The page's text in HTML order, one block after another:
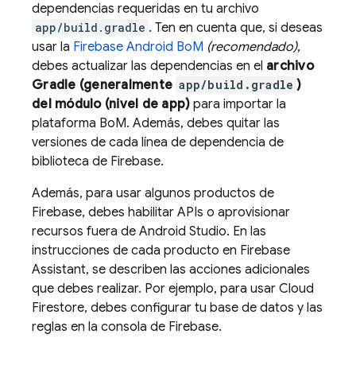
dependencias requeridas en tu archivo
app/build.gradle . Ten en cuenta que, si deseas
usar la Firebase Android BoM (recomendado),
debes actualizar las dependencias en el archivo
Gradle (generalmente app/build.gradle )
del módulo (nivel de app) para importar la
plataforma BoM. Además, debes quitar las
versiones de cada línea de dependencia de
biblioteca de Firebase.
Además, para usar algunos productos de
Firebase, debes habilitar APIs o aprovisionar
recursos fuera de Android Studio. En las
instrucciones de cada producto en Firebase
Assistant, se describen las acciones adicionales
que debes realizar. Por ejemplo, para usar Cloud
Firestore, debes configurar tu base de datos y las
reglas en la consola de Firebase.